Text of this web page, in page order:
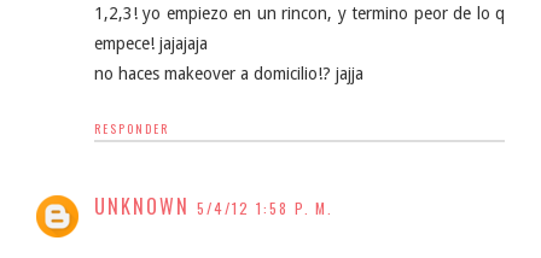
1,2,3! yo empiezo en un rincon, y termino peor de lo q
empece! jajajaja
no haces makeover a domicilio!? jajja
RESPONDER
UNKNOWN 5/4/12 1:58 P. M.